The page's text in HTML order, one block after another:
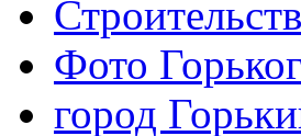
Фото
город